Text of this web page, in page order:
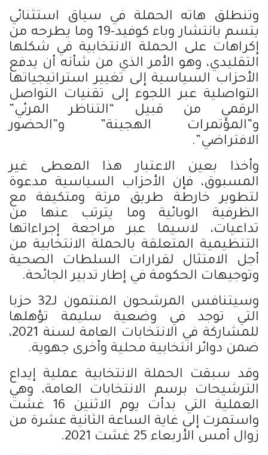
وتنطلق هاته الحملة في سياق استثنائي
يتسم بانتشار وباء كوفيد-19 وما يطرحه من
إكراهات على الحملة الانتخابية في شكلها
التقليدي، وهو الأمر الذي من شأنه أن يدفع
الأحزاب السياسية إلى تغيير استراتيجياتها
التواصلية عبر اللجوء إلى تقنيات التواصل
الرقمي من قبيل “التناظر المرئي”
و”المؤتمرات الهجينة” و”الحضور
الافتراضي”.
وأخذا بعين الاعتبار هذا المعطى غير
المسبوق، فإن الأحزاب السياسية مدعوة
لتطوير خارطة طريق مرنة ومتكيفة مع
الظرفية الوبائية وما يترتب عنها من
تداعيات، لاسيما عبر مراجعة إجراءاتها
التنظيمية المتعلقة بالحملة الانتخابية من
أجل الامتثال لقرارات السلطات الصحية
وتوجيهات الحكومة في إطار تدبير الجائحة.
وسيتنافس المرشحون المنتمون لـ32 حزبا
التي توجد في وضعية سليمة تؤهلها
للمشاركة في الانتخابات العامة لسنة 2021،
ضمن دوائر انتخابية محلية وأخرى جهوية.
وقد سبقت الحملة الانتخابية عملية إيداع
الترشيحات برسم الانتخابات العامة، وهي
العملية التي بدأت يوم الاثنين 16 غشت
واستمرت إلى غاية الساعة الثانية عشرة من
زوال أمس الأربعاء 25 غشت 2021.